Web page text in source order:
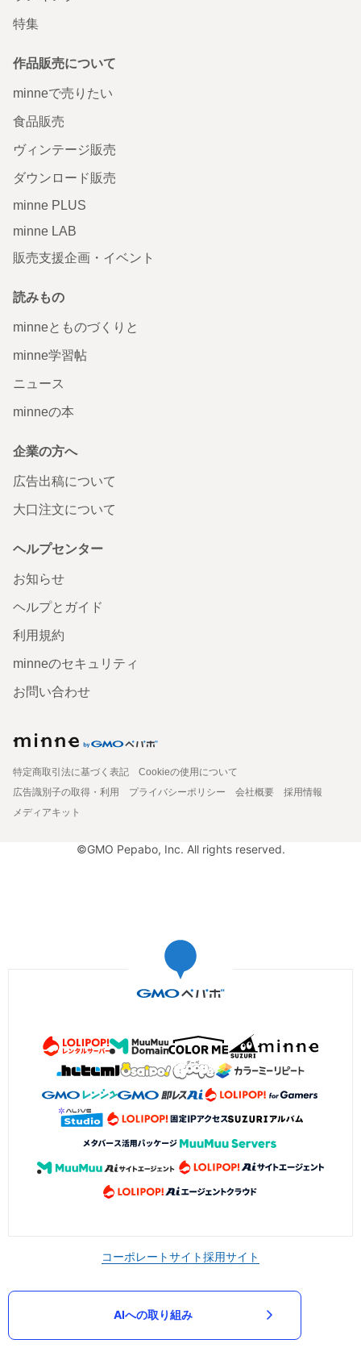
特集
作品販売について
minneで売りたい
食品販売
ヴィンテージ販売
ダウンロード販売
minne PLUS
minne LAB
販売支援企画・イベント
読みもの
minneとものづくりと
minne学習帖
ニュース
minneの本
企業の方へ
広告出稿について
大口注文について
ヘルプセンター
お知らせ
ヘルプとガイド
利用規約
minneのセキュリティ
お問い合わせ
特定商取引法に基づく表記
Cookieの使用について
広告識別子の取得・利用
プライバシーポリシー 会社概要
採用情報
メディアキット
©GMO Pepabo, Inc. All rights reserved.
コーポレートサイト採用サイト
AIへの取り組み